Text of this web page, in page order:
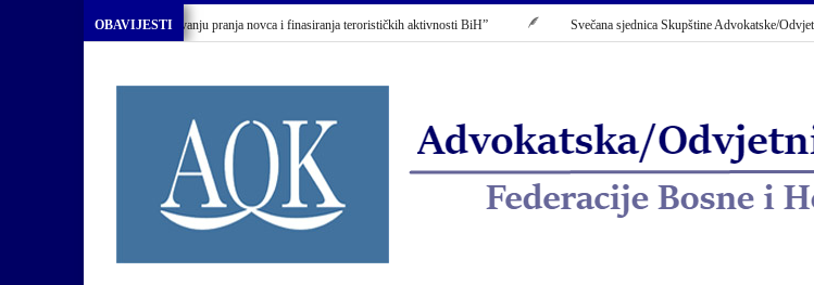
OBAVIJESTI
“Primjena Zakona o sprečavanju pranja novca i finasiranja terorističkih aktivnosti BiH” Svečana sjednica Skupštine Advokatske/